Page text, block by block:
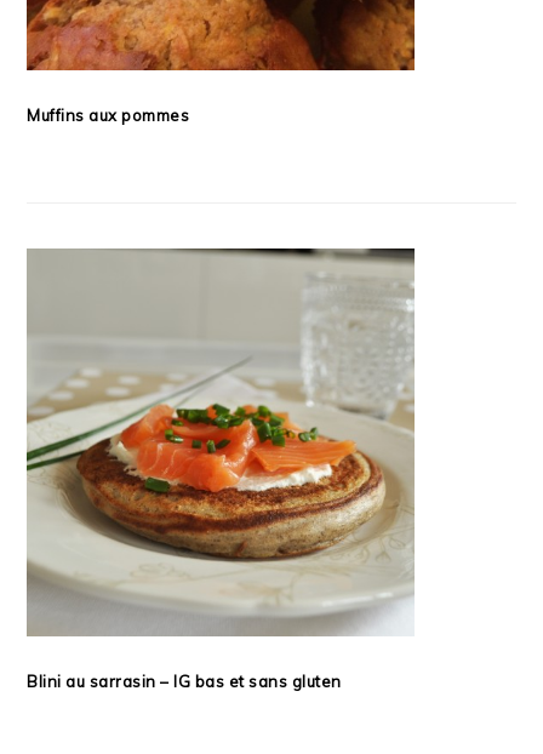
Muffins aux pommes
Blini au sarrasin – IG bas et sans gluten